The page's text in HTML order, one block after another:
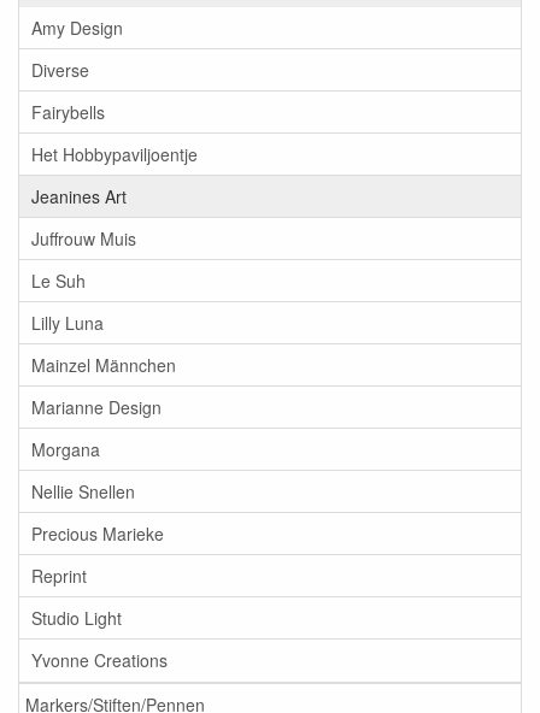
Amy Design
Diverse
Fairybells
Het Hobbypaviljoentje
Jeanines Art
Juffrouw Muis
Le Suh
Lilly Luna
Mainzel Männchen
Marianne Design
Morgana
Nellie Snellen
Precious Marieke
Reprint
Studio Light
Yvonne Creations
Markers/Stiften/Pennen